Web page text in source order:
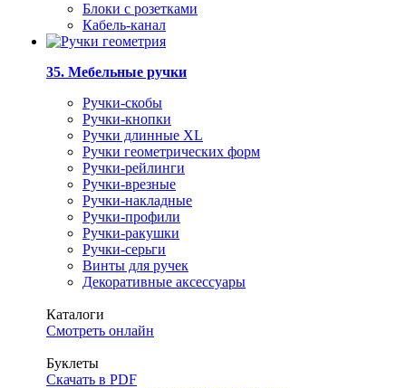
Блоки с розетками
Кабель-канал
35. Мебельные ручки
Ручки-скобы
Ручки-кнопки
Ручки длинные XL
Ручки геометрических форм
Ручки-рейлинги
Ручки-врезные
Ручки-накладные
Ручки-профили
Ручки-ракушки
Ручки-серьги
Винты для ручек
Декоративные аксессуары
Каталоги
Смотреть онлайн
Буклеты
Скачать в PDF